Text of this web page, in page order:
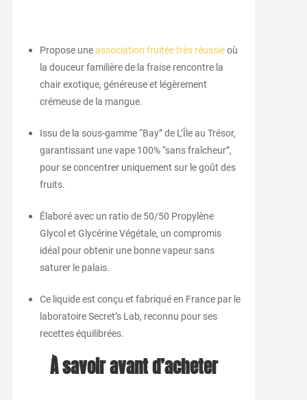
Propose uneassociation fruitée très réussieoù
la douceur familière de la fraise rencontre la
chair exotique, généreuse et légèrement
crémeuse de la mangue.
Issu de la sous-gamme “Bay” de L’Île au Trésor,
garantissant une vape 100% “sans fraîcheur”,
pour se concentrer uniquement sur le goût des
fruits.
Élaboré avec un ratio de 50/50 Propylène
Glycol et Glycérine Végétale, un compromis
idéal pour obtenir une bonne vapeur sans
saturer le palais.
Ce liquide est conçu et fabriqué en France par le
laboratoire Secret’s Lab, reconnu pour ses
recettes équilibrées.
À savoir avant d’acheter